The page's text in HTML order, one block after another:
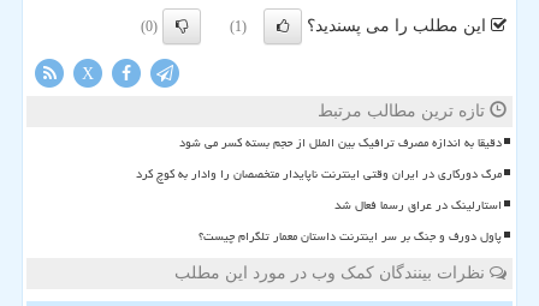
این مطلب را می پسندید؟ (1)
(0)
X
تازه ترین مطالب مرتبط
دقیقا به اندازه مصرف ترافیک بین الملل از حجم بسته کسر می شود
مرگ دورکاری در ایران وقتی اینترنت ناپایدار متخصصان را وادار به کوچ کرد
استارلینک در عراق رسما فعال شد
پاول دورف و جنگ بر سر اینترنت داستان معمار تلگرام چیست؟
نظرات بینندگان کمک وب در مورد این مطلب